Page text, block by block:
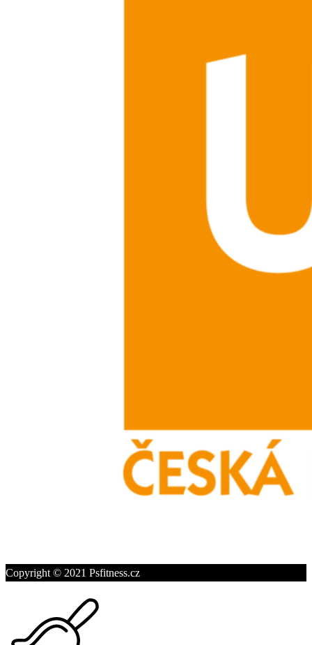
Copyright © 2021 Psfitness.cz